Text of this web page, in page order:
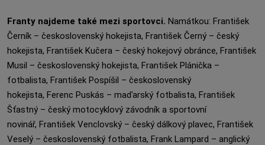
Franty najdeme také mezi sportovci. Namátkou: František
Černík – československý hokejista, František Černý – český
hokejista, František Kučera – český hokejový obránce, František
Musil – československý hokejista, František Plánička –
fotbalista, František Pospíšil – československý
hokejista, Ferenc Puskás – maďarský fotbalista, František
Šťastný – český motocyklový závodník a sportovní
novinář, František Venclovský – český dálkový plavec, František
Veselý – československý fotbalista, Frank Lampard – anglický